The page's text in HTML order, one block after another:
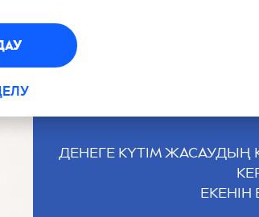
СЕНІҢ
ДЕНЕГЕ КҮТІМ ЖАСАУДЫҢ
ЕКЕНІН